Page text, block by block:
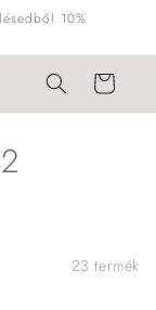
10%
Kosár
23 termék